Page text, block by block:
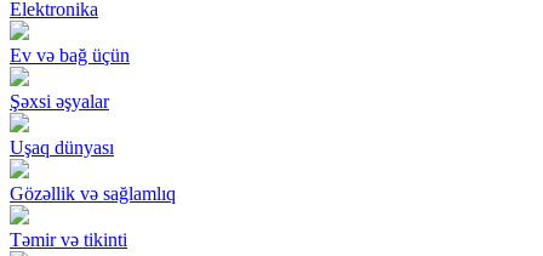
Elektronika
Ev və bağ üçün
Şəxsi əşyalar
Uşaq dünyası
Gözəllik və sağlamlıq
Təmir və tikinti